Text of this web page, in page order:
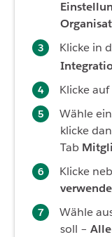
Klicke in
Klicke auf
Wähle
klicke
Tab
Klicke
Wähle
soll –